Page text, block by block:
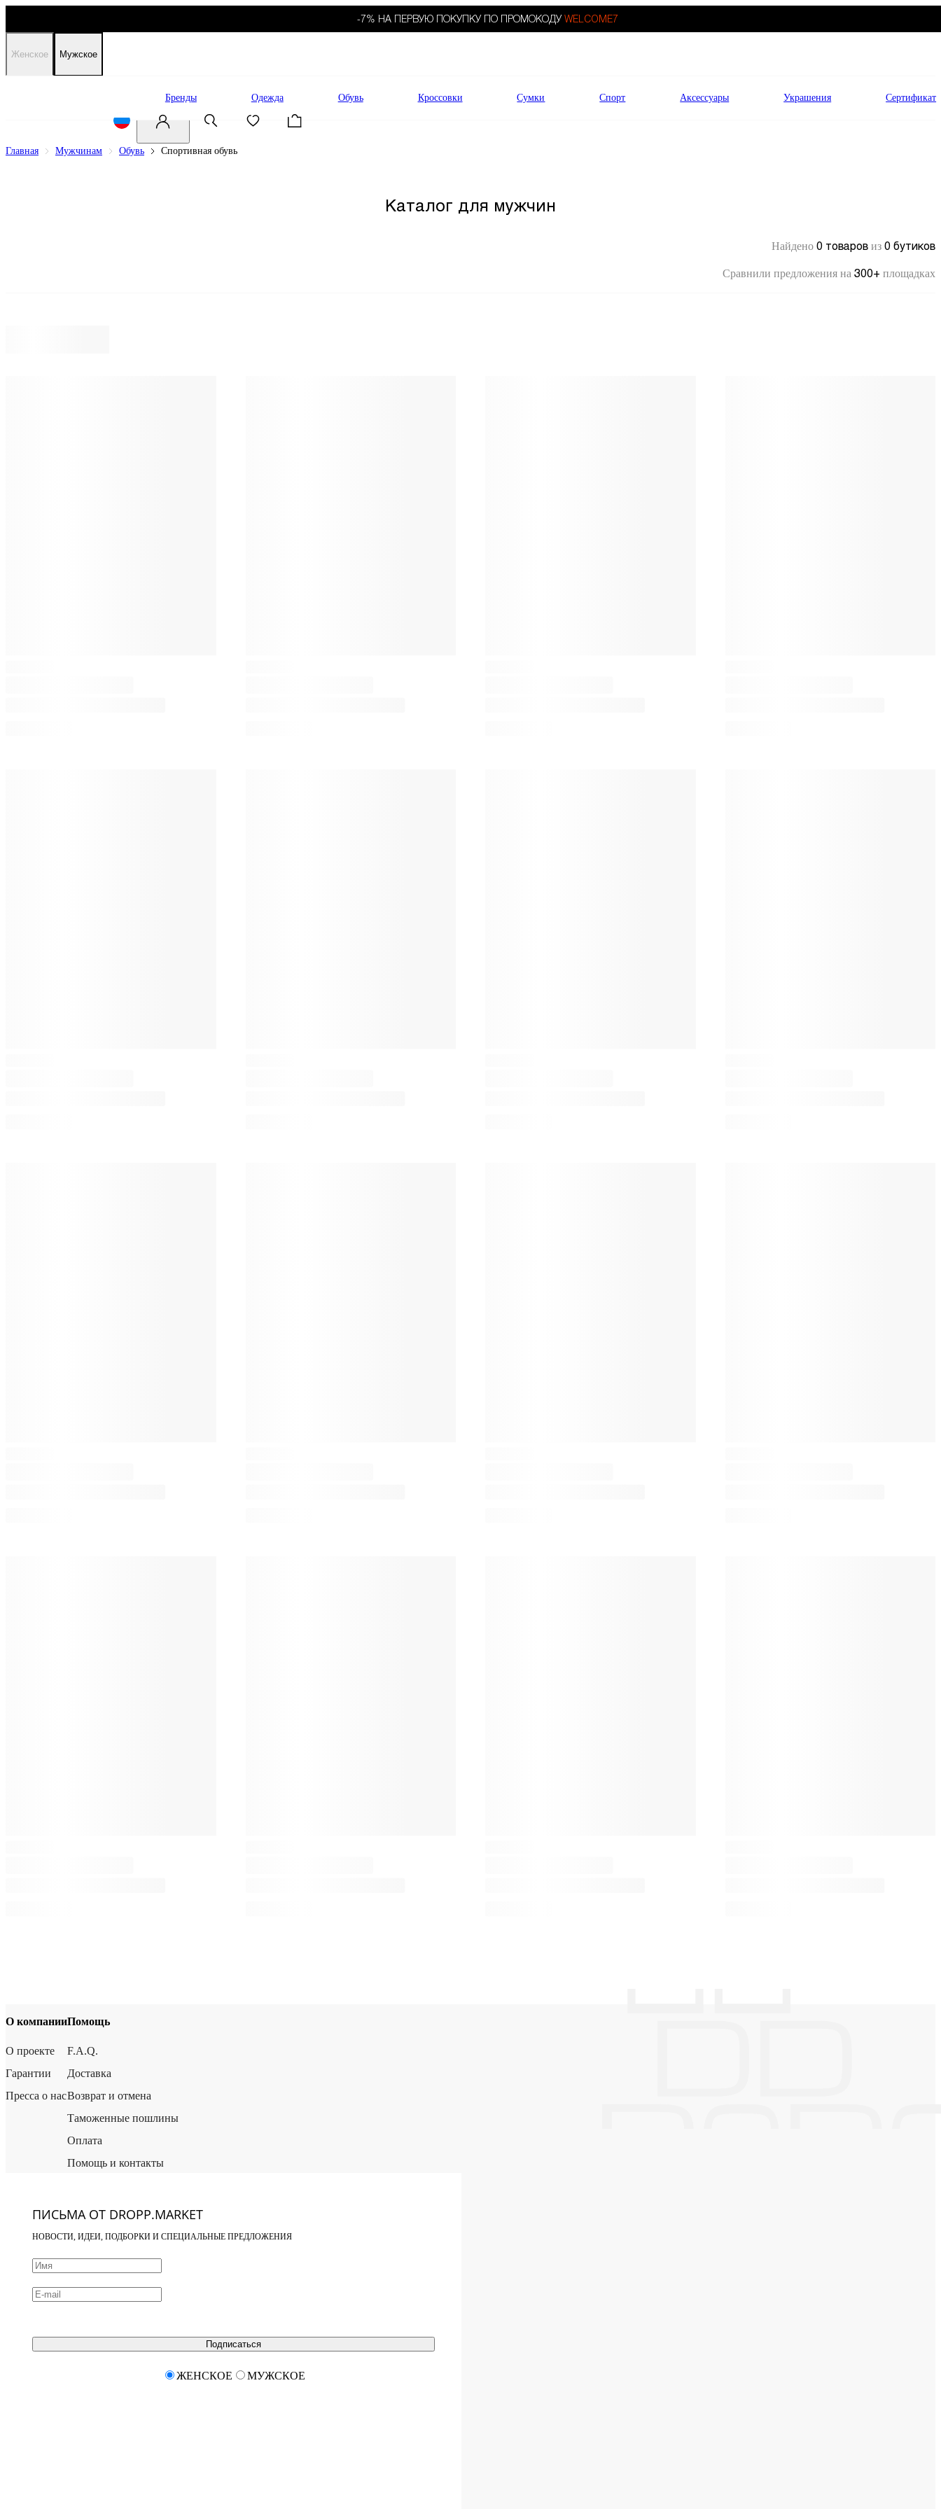
-7% НА ПЕРВУЮ ПОКУПКУ ПО ПРОМОКОДУ WELCOME7
Женское Мужское
Бренды Одежда Обувь Кроссовки Сумки Спорт Аксессуары Украшения Сертификат
Главная Мужчинам Обувь Спортивная обувь
Каталог для мужчин
Найдено 0 товаров из 0 бутиков
Сравнили предложения на 300+ площадках
О компании
О проекте
Гарантии
Пресса о нас
Помощь
F.A.Q.
Доставка
Возврат и отмена
Таможенные пошлины
Оплата
Помощь и контакты
ПИСЬМА ОТ DROPP.MARKET
НОВОСТИ, ИДЕИ, ПОДБОРКИ И СПЕЦИАЛЬНЫЕ ПРЕДЛОЖЕНИЯ
Подписаться
ЖЕНСКОЕ МУЖСКОЕ